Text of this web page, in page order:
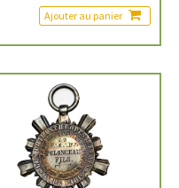
Ajouter au panier